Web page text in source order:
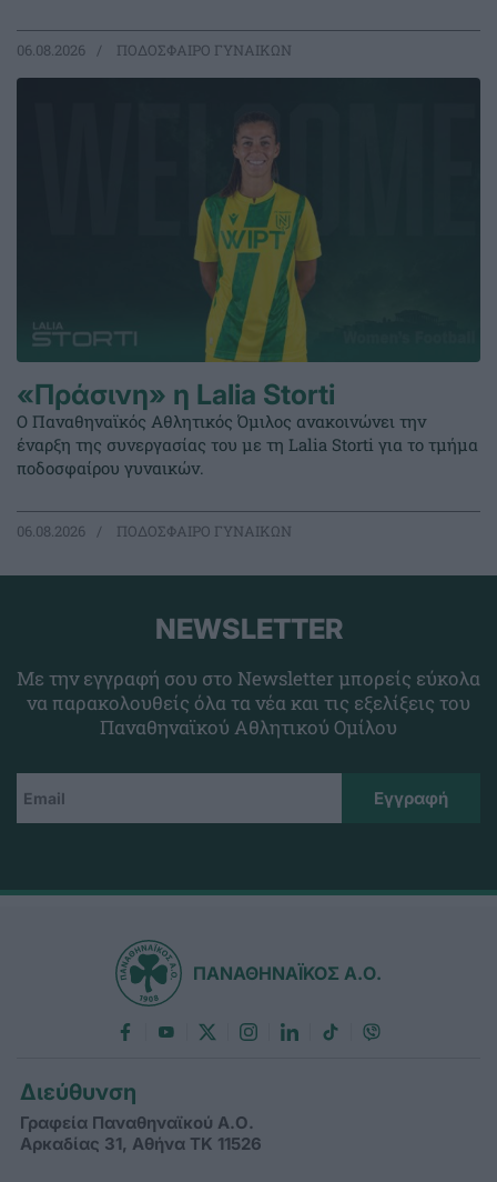
06.08.2026 ΠΟΔΟΣΦΑΙΡΟ ΓΥΝΑΙΚΩΝ
«Πράσινη» η Lalia Storti
Ο Παναθηναϊκός Αθλητικός Όμιλος ανακοινώνει την
έναρξη της συνεργασίας του με τη Lalia Storti για το τμήμα
ποδοσφαίρου γυναικών.
06.08.2026 ΠΟΔΟΣΦΑΙΡΟ ΓΥΝΑΙΚΩΝ
NEWSLETTER
Με την εγγραφή σου στο Newsletter μπορείς εύκολα
να παρακολουθείς όλα τα νέα και τις εξελίξεις του
Παναθηναϊκού Αθλητικού Ομίλου
ΠΑΝΑΘΗΝΑΪΚΟΣ Α.Ο.
Διεύθυνση
Γραφεία Παναθηναϊκού Α.Ο.
Αρκαδίας 31, Αθήνα ΤΚ 11526